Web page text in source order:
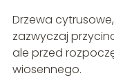
Drzewa
zazwyczaj
ale przed
wiosennego.